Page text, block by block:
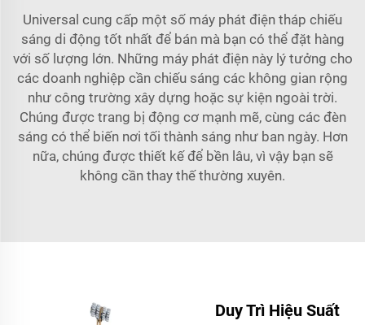
Universal cung cấp một số máy phát điện tháp chiếu
sáng di động tốt nhất để bán mà bạn có thể đặt hàng
với số lượng lớn. Những máy phát điện này lý tưởng cho
các doanh nghiệp cần chiếu sáng các không gian rộng
như công trường xây dựng hoặc sự kiện ngoài trời.
Chúng được trang bị động cơ mạnh mẽ, cùng các đèn
sáng có thể biến nơi tối thành sáng như ban ngày. Hơn
nữa, chúng được thiết kế để bền lâu, vì vậy bạn sẽ
không cần thay thế thường xuyên.
Duy Trì Hiệu Suất